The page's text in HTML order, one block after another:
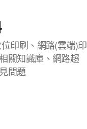
印刷、網路(雲端)印
關知識庫、網路趨
問題